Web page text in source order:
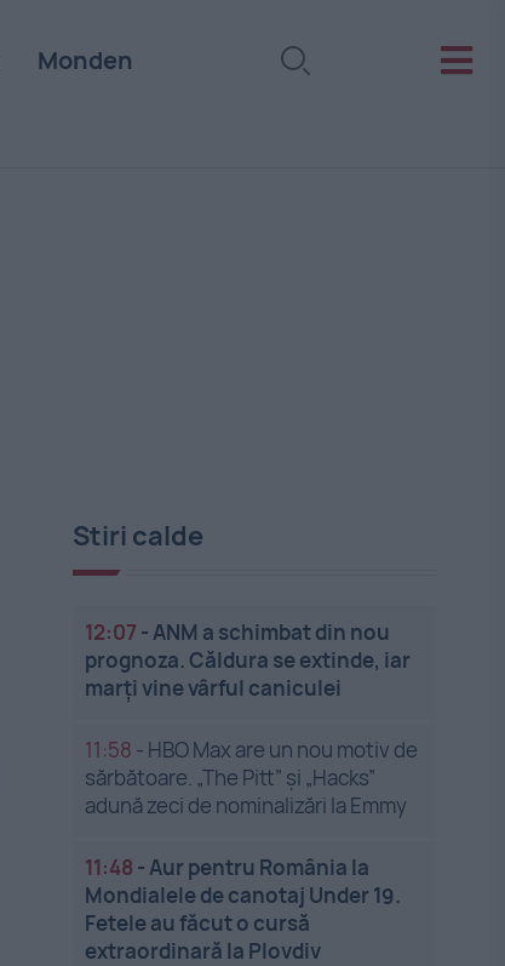
Monden
Stiri calde
12:07 -ANM a schimbat din nou
prognoza. Căldura se extinde, iar
marți vine vârful caniculei
11:58 - HBO Max are un nou motiv de
sărbătoare. „The Pitt” și „Hacks”
adună zeci de nominalizări la Emmy
11:48 -Aur pentru România la
Mondialele de canotaj Under 19.
Fetele au făcut o cursă
extraordinară la Plovdiv